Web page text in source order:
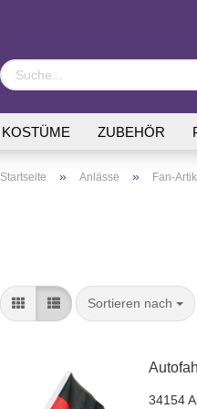
KOSTÜME ZUBEHÖR
Startseite » Anlässe » Fan-
Sortieren nach
34154